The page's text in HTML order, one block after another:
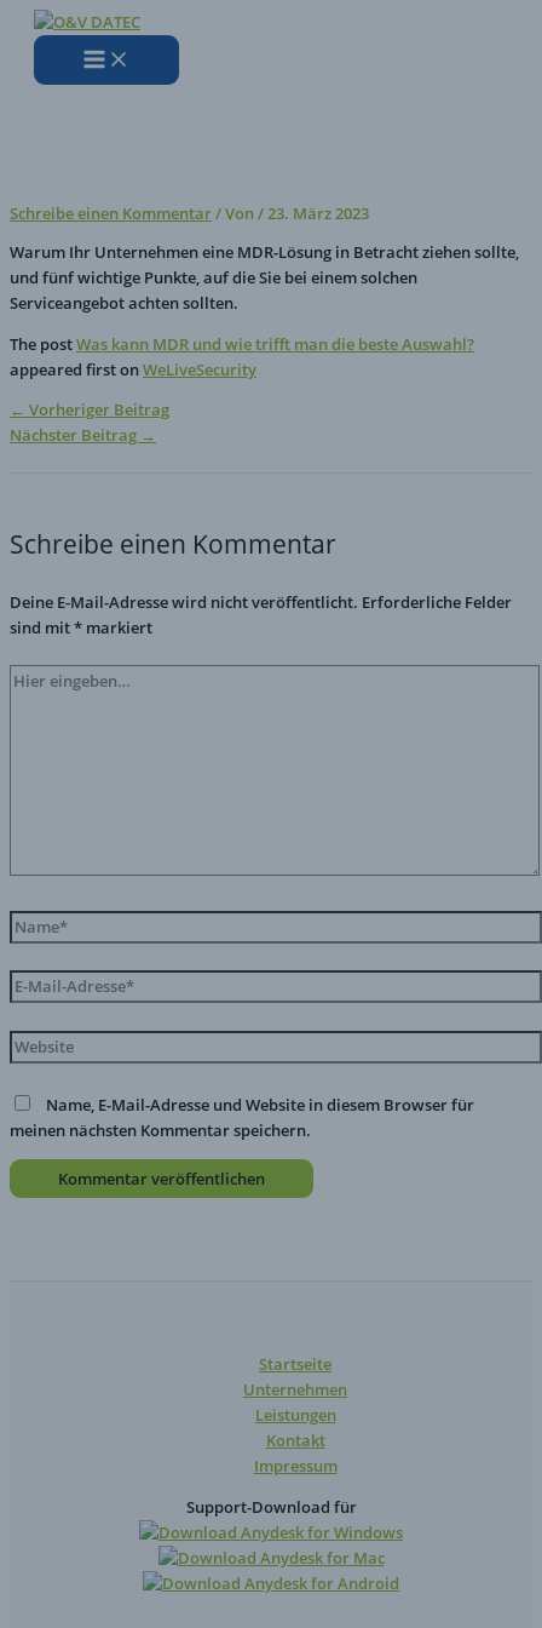
Zum
Inhalt
Schreibe einen Kommentar/ Von/23. März 2023
Warum Ihr Unternehmen eine MDR-Lösung in Betracht ziehen sollte,
und fünf wichtige Punkte, auf die Sie bei einem solchen
Serviceangebot achten sollten.
The postWas kann MDR und wie trifft man die beste Auswahl?
appeared first onWeLiveSecurity
← Vorheriger Beitrag
Nächster Beitrag →
Schreibe einen Kommentar
Deine E-Mail-Adresse wird nicht veröffentlicht. Erforderliche Felder
sind mit* markiert
Hier
eingeben…
Name*
Mail-
Website
Name, E-Mail-Adresse und Website in diesem Browser für
meinen nächsten Kommentar speichern.
Startseite
Unternehmen
Leistungen
Kontakt
Impressum
Support-Download für